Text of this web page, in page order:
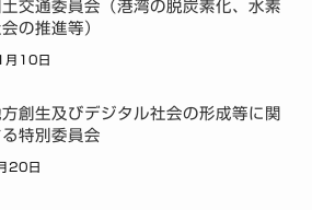
土交通委員会（港湾の脱炭素化、水素
の推進等）
月10日
創生及びデジタル社会の形成等に関
る特別委員会
20日